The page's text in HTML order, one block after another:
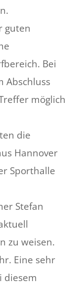
guten
Bei
Abschluss
möglich
die
Hannover
Sporthalle
Stefan
zu weisen.
Eine sehr
diesem